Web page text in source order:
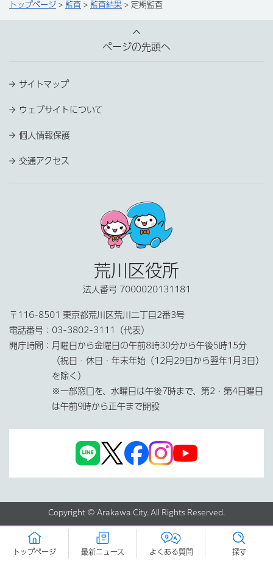
トップページ 最新ニュース よくある質問 探す
トップページ > 監査 > 監査結果 > 定期監査
ページの先頭へ
サイトマップ
ウェブサイトについて
個人情報保護
交通アクセス
荒川区役所
法人番号 7000020131181
〒116-8501 東京都荒川区荒川二丁目2番3号
電話番号： 03-3802-3111（代表）
開庁時間： 月曜日から金曜日の午前8時30分から午後5時15分
（祝日・休日・年末年始（12月29日から翌年1月3日）
を除く）
※一部窓口を、水曜日は午後7時まで、第2・第4日曜日
は午前9時から正午まで開設
Copyright © Arakawa City. All Rights Reserved.